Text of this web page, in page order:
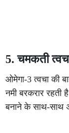
5. चमकती
ओमेगा-3 त्वचा की
नमी बरकरार
बनाने के साथ-साथ